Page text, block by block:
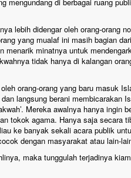
lebih didengar oleh orang-orang
yang mualaf ini masih bagian
menarik minatnya untuk
tidak hanya di kalangan
orang-orang yang baru masuk
langsung berani membicarakan
Mereka awalnya hanya ingin
tokok agama. Hanya saja secara
ke banyak sekali acara publik
dengan masyarakat atau lain-
maka tunggulah terjadinya